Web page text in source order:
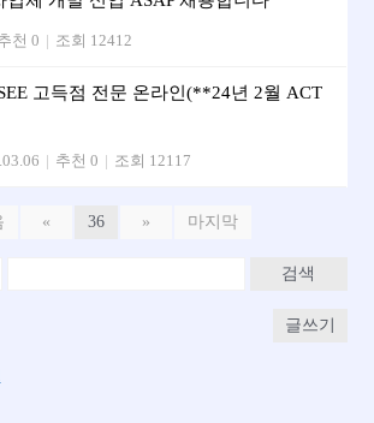
천 0 | 조회 12412
고득점 전문 온라인(**24년 2월 ACT
| 추천 0 | 조회 12117
« 36 » 마지막
검색
글쓰기